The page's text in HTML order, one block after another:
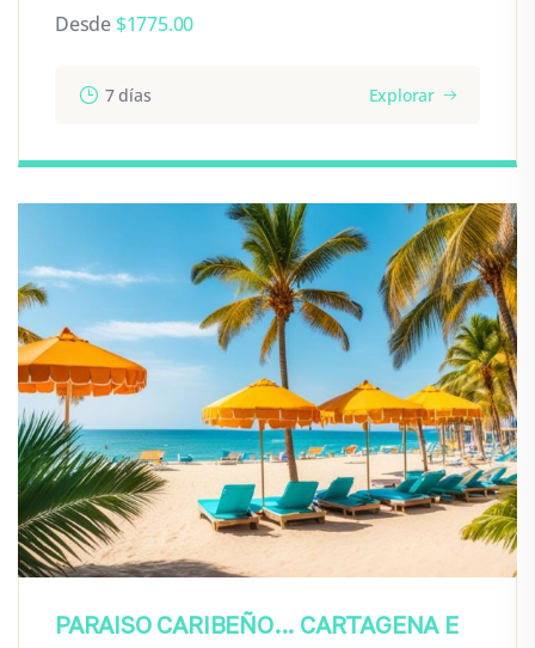
Desde $1775.00
7 días Explorar
PARAISO CARIBEÑO... CARTAGENA E